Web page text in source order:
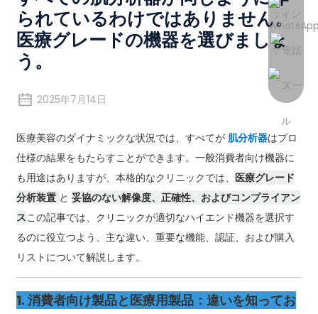
られているわけではありません。
医療グレードの機器を選びましょ
う。
2025年7月14日
医療美容のダイナミックな状況では、すべてが 肌分析器はプロ
仕様の結果をもたらすことができます。一般消費者向け機器に
も用途はありますが、本格的なクリニックでは、 医療グレード
分析装置 と 妥協のない解像度、正確性、およびコンプライアン
スこの記事では、クリニックが適切なハイエンド機器を選択す
るのに役立つよう、主な違い、重要な機能、認証、および購入
リストについて解説します。
1. 消費者向け製品と医療用製品：違いを知ってお